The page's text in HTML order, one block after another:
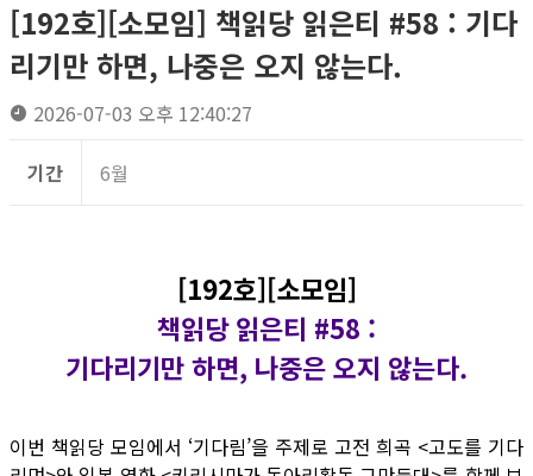
[192호][소모임] 책읽당 읽은티 #58 : 기다
리기만 하면, 나중은 오지 않는다.
2026-07-03 오후 12:40:27
기간 6월
[192호][소모임]
책읽당 읽은티 #58 :
기다리기만 하면, 나중은 오지 않는다.
이번 책읽당 모임에서 ‘기다림’을 주제로 고전 희곡 <고도를 기다